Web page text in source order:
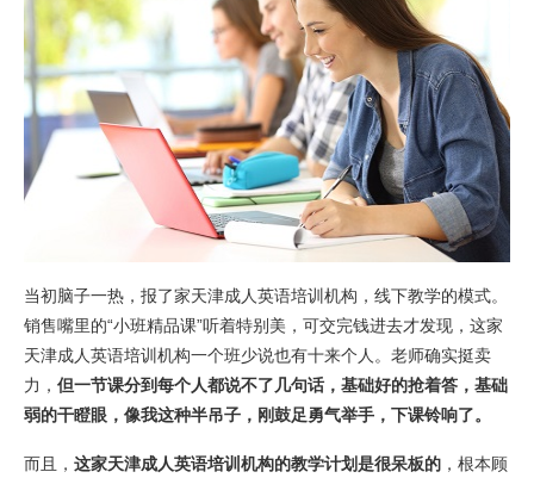
当初脑子一热，报了家天津成人英语培训机构，线下教学的模式。
销售嘴里的“小班精品课”听着特别美，可交完钱进去才发现，这家
天津成人英语培训机构一个班少说也有十来个人。老师确实挺卖
力， 但一节课分到每个人都说不了几句话，基础好的抢着答，基础
弱的干瞪眼，像我这种半吊子，刚鼓足勇气举手，下课铃响了。
而且， 这家天津成人英语培训机构的教学计划是很呆板的 ，根本顾